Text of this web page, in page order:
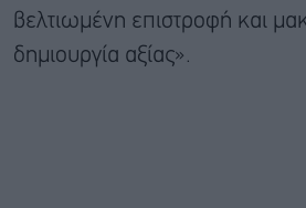
βελτιωμένη επιστροφή και
δημιουργία αξίας».